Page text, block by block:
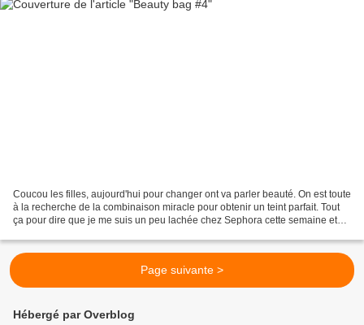
Coucou les filles, aujourd'hui pour changer ont va parler beauté. On est toute
à la recherche de la combinaison miracle pour obtenir un teint parfait. Tout
ça pour dire que je me suis un peu lachée chez Sephora cette semaine et
Page suivante >
Hébergé par Overblog